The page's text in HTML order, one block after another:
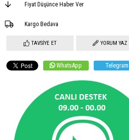
Fiyat Düşünce Haber Ver
Kargo Bedava
TAVSIYE ET YORUM YAZ
WhatsApp Telegram